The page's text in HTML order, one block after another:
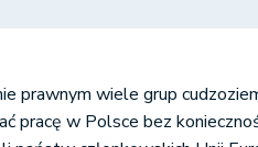
prawnym wiele grup
pracę w Polsce bez